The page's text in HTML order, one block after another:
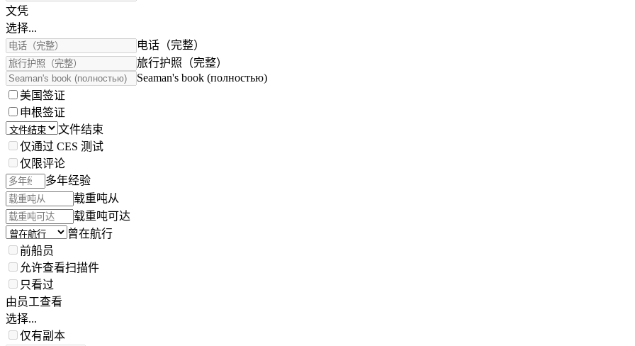
文凭
选择...
电话（完整）
旅行护照（完整）
Seaman's book (полностью)
美国签证
申根签证
文件结束
仅通过 CES 测试
仅限评论
多年经验
载重吨从
载重吨可达
曾在航行
前船员
允许查看扫描件
只看过
由员工查看
选择...
仅有副本